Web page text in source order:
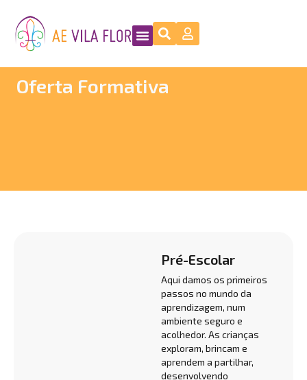
Oferta Formativa
Pré-Escolar
Aqui damos os primeiros
passos no mundo da
aprendizagem, num
ambiente seguro e
acolhedor. As crianças
exploram, brincam e
aprendem a partilhar,
desenvolvendo